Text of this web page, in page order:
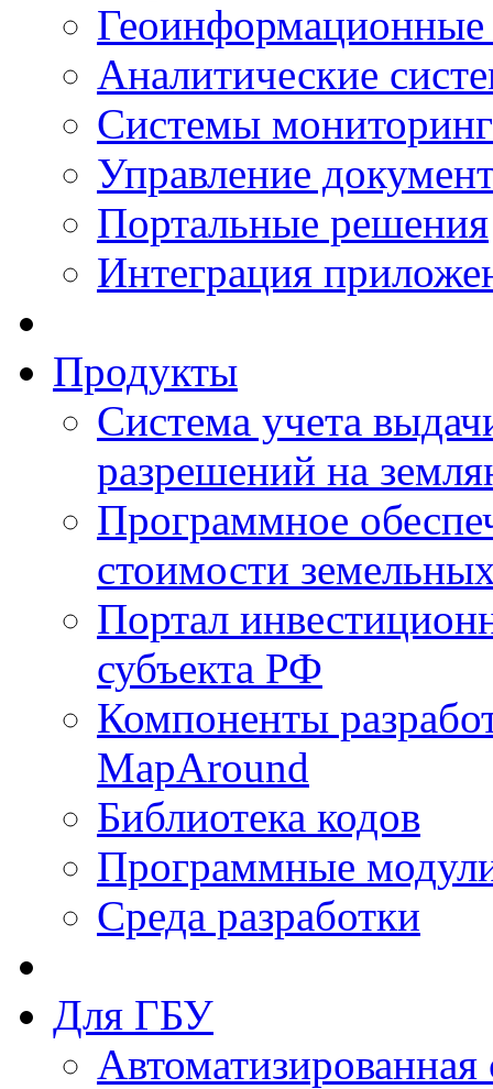
Аналитические
Системы
Управление
Портальные решения
Интеграция
Продукты
Система учета
разрешений на
Программное
стоимости
Портал
субъекта РФ
Компоненты
MapAround
Библиотека кодов
Программные
Среда разработки
Для ГБУ